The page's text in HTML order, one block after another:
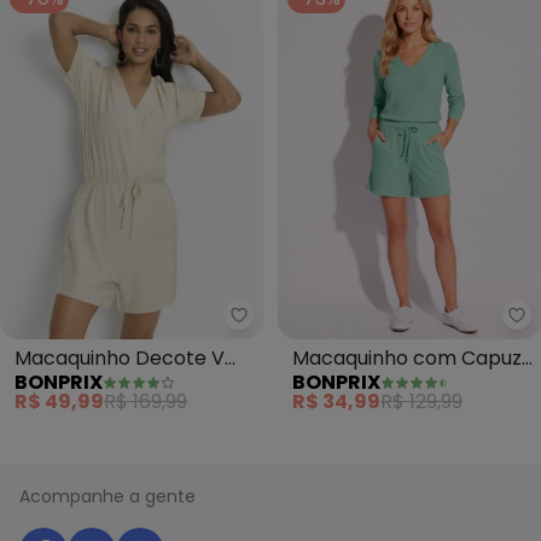
Macaquinho Decote V
(Palha)
BONPRIX
R$ 49,99R$ 169,99
Macaquinho com Capuz
(Verde)
BONPRIX
R$ 34,99R$ 129,99
Acompanhe a gente